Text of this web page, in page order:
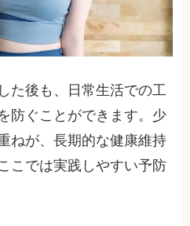
た後も、日常生活での工
防ぐことができます。少
ねが、長期的な健康維持
こでは実践しやすい予防